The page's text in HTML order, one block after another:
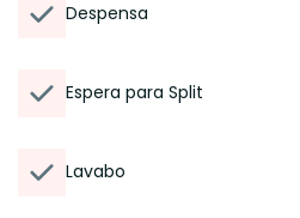
Despensa
Espera para Split
Lavabo